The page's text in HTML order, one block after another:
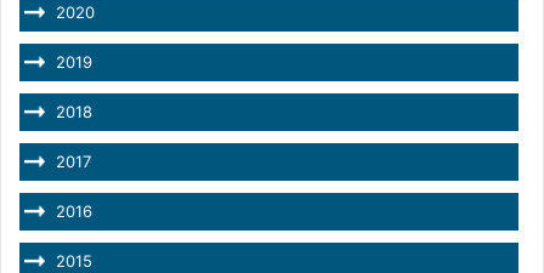
2020
2019
2018
2017
2016
2015